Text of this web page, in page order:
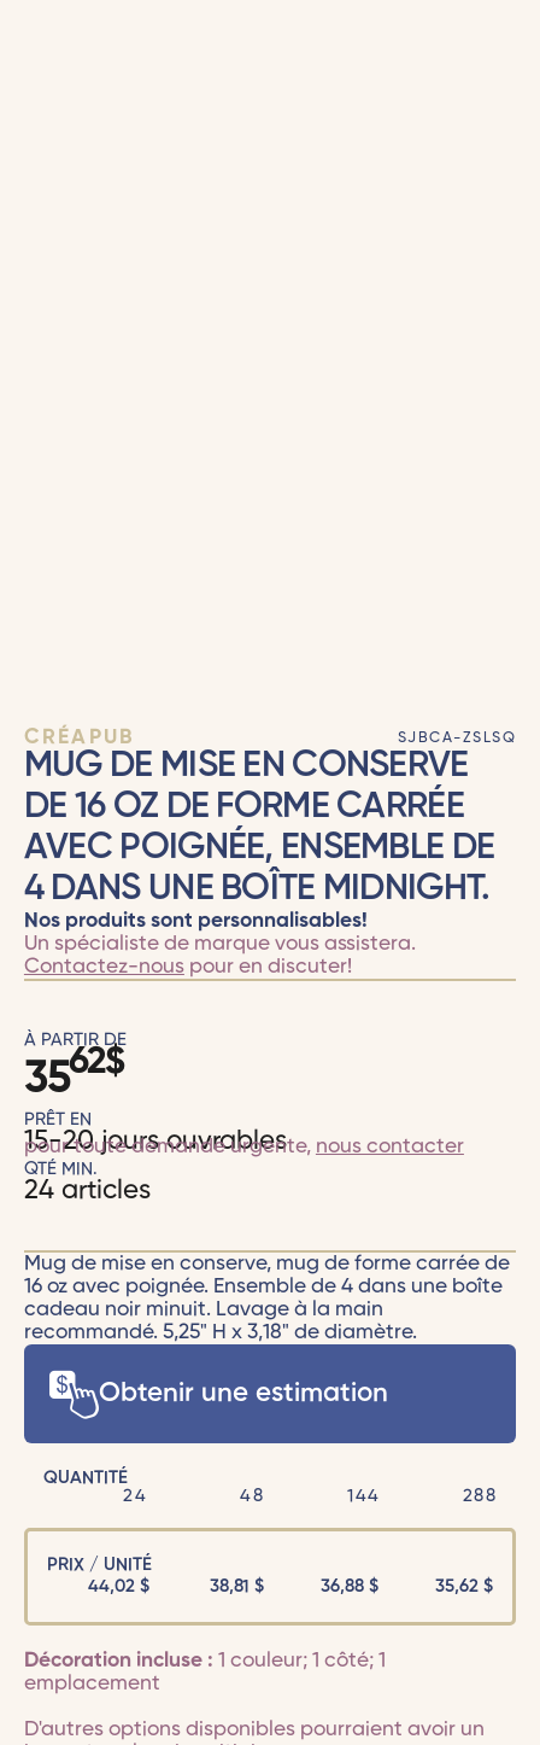
CRÉAPUB SJBCA-ZSLSQ
MUG DE MISE EN CONSERVE
DE 16 OZ DE FORME CARRÉE
AVEC POIGNÉE, ENSEMBLE DE
4 DANS UNE BOÎTE MIDNIGHT.
Nos produits sont personnalisables!
Un spécialiste de marque vous assistera.
Contactez-nouspour en discuter!
À PARTIR DE
3562$
PRÊT EN
15-20 jours ouvrables
pour toute demande urgente, nous contacter
QTÉ MIN.
24 articles
Mug de mise en conserve, mug de forme carrée de
16 oz avec poignée. Ensemble de 4 dans une boîte
cadeau noir minuit. Lavage à la main
recommandé. 5,25" H x 3,18" de diamètre.
Obtenir une estimation
QUANTITÉ
24
48 144 288
PRIX / UNITÉ
44,02 $ 38,81$ 36,88$ 35,62$
Décoration incluse : 1 couleur; 1 côté; 1
emplacement
D'autres options disponibles pourraient avoir un